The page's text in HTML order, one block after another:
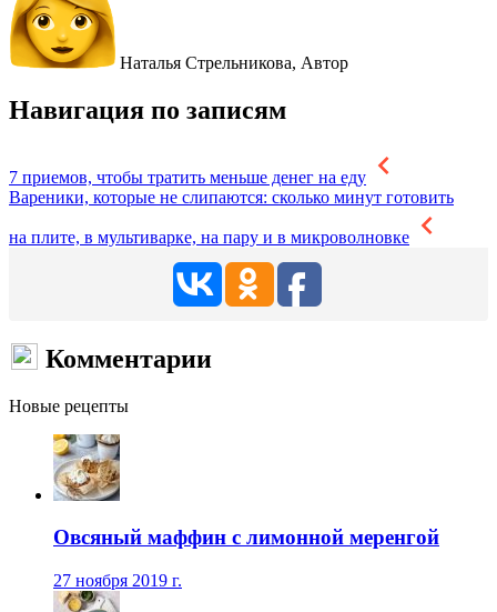
Наталья Стрельникова, Автор
Навигация по записям
7 приемов, чтобы тратить меньше денег на еду
Вареники, которые не слипаются: сколько минут готовить
на плите, в мультиварке, на пару и в микроволновке
Комментарии
Новые рецепты
Овсяный маффин с лимонной меренгой
27 ноября 2019 г.